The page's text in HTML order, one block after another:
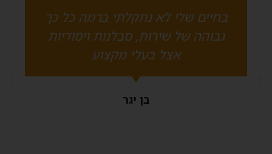
בחיים שלי לא נתקלתי ברמה כל כך
גבוהה של שירות, סבלנות ויסודיות
אצל בעלי מקצוע
בן יגר